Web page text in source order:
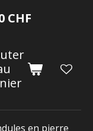
CHF
en pierre